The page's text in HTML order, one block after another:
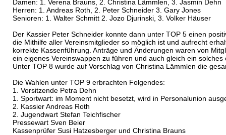
Damen: 1. Verena Brauns, 2. Christina Lämmlen, 3. Jasmin Dehn
Herren: 1. Andreas Roth, 2. Peter Schneider 3. Gary Jones
Senioren: 1. Walter Schmitt 2. Jozo Djurinski, 3. Volker Häuser
Der Kassier Peter Schneider konnte dann unter TOP 5 einen
die Mithilfe aller Vereinsmitglieder so möglich ist und aufrecht
korrekte Kassenführung. Anträge und Änderungen waren von
ein eigenes Vereinswappen zu führen und auch gleich ein
Unter TOP 8 wurde auf Vorschlag von Christina Lämmlen die
Die Wahlen unter TOP 9 erbrachten Folgendes:
1. Vorsitzende Petra Dehn
1. Sportwart: im Moment nicht besetzt, wird in Personalunion
2. Kassier Andreas Roth
2. Jugendwart Stefan Teichfischer
Pressewart Sven Beier
Kassenprüfer Susi Hatzesberger und Christina Brauns